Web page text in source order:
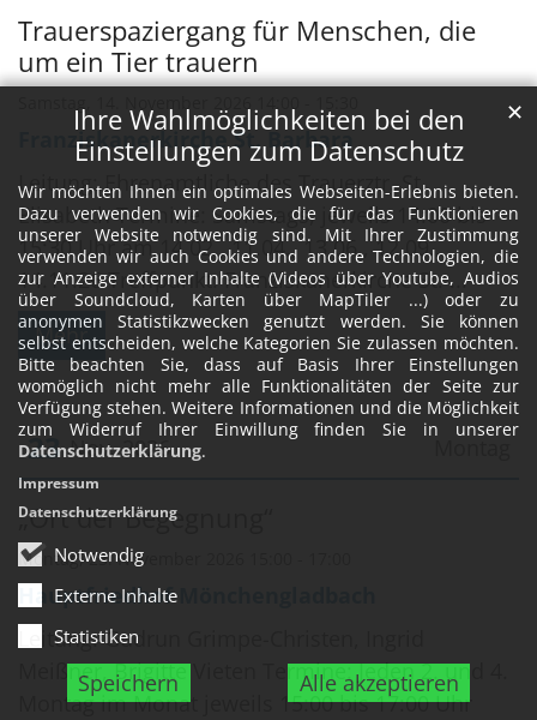
Ihre Wahlmöglichkeiten bei den
Einstellungen zum Datenschutz
Wir möchten Ihnen ein optimales Webseiten-Erlebnis bieten.
Dazu verwenden wir Cookies, die für das Funktionieren
unserer Website notwendig sind. Mit Ihrer Zustimmung
verwenden wir auch Cookies und andere Technologien, die
zur Anzeige externer Inhalte (Videos über Youtube, Audios
über Soundcloud, Karten über MapTiler ...) oder zu
anonymen Statistikzwecken genutzt werden. Sie können
selbst entscheiden, welche Kategorien Sie zulassen möchten.
Bitte beachten Sie, dass auf Basis Ihrer Einstellungen
womöglich nicht mehr alle Funktionalitäten der Seite zur
Verfügung stehen. Weitere Informationen und die Möglichkeit
zum Widerruf Ihrer Einwillung finden Sie in unserer
Datenschutzerklärung.
Notwendig
Externe Inhalte
Statistiken
Speichern Alle akzeptieren
✕
Impressum
Datenschutzerklärung
Datum: 14. November 2026
Trauerspaziergang für Menschen, die
um ein Tier trauern
Franziskanerkirche St. Barbara
Leitung: Ehrenamtliche des Trauerztr. St.
Elisabeth Termine: Samstags, jeweils 14:00 bis
15:30 Uhr am 14.02., 11.04., 13.06., 12.09.,
14.11.26 Treffpunkt: Franziskanerkirche St. ...
Mehr
23 Nov. 2026
Datum: 23. November 2026
„Ort der Begegnung“
Montag, 23. November 2026 15:00 - 17:00
Hauptfriedhof Mönchengladbach
Leitung: Gudrun Grimpe-Christen, Ingrid
Meißner, Brigitte Vieten Termine: Jeden 2. und 4.
Montag im Monat jeweils 15:00 bis 17:00 Uhr